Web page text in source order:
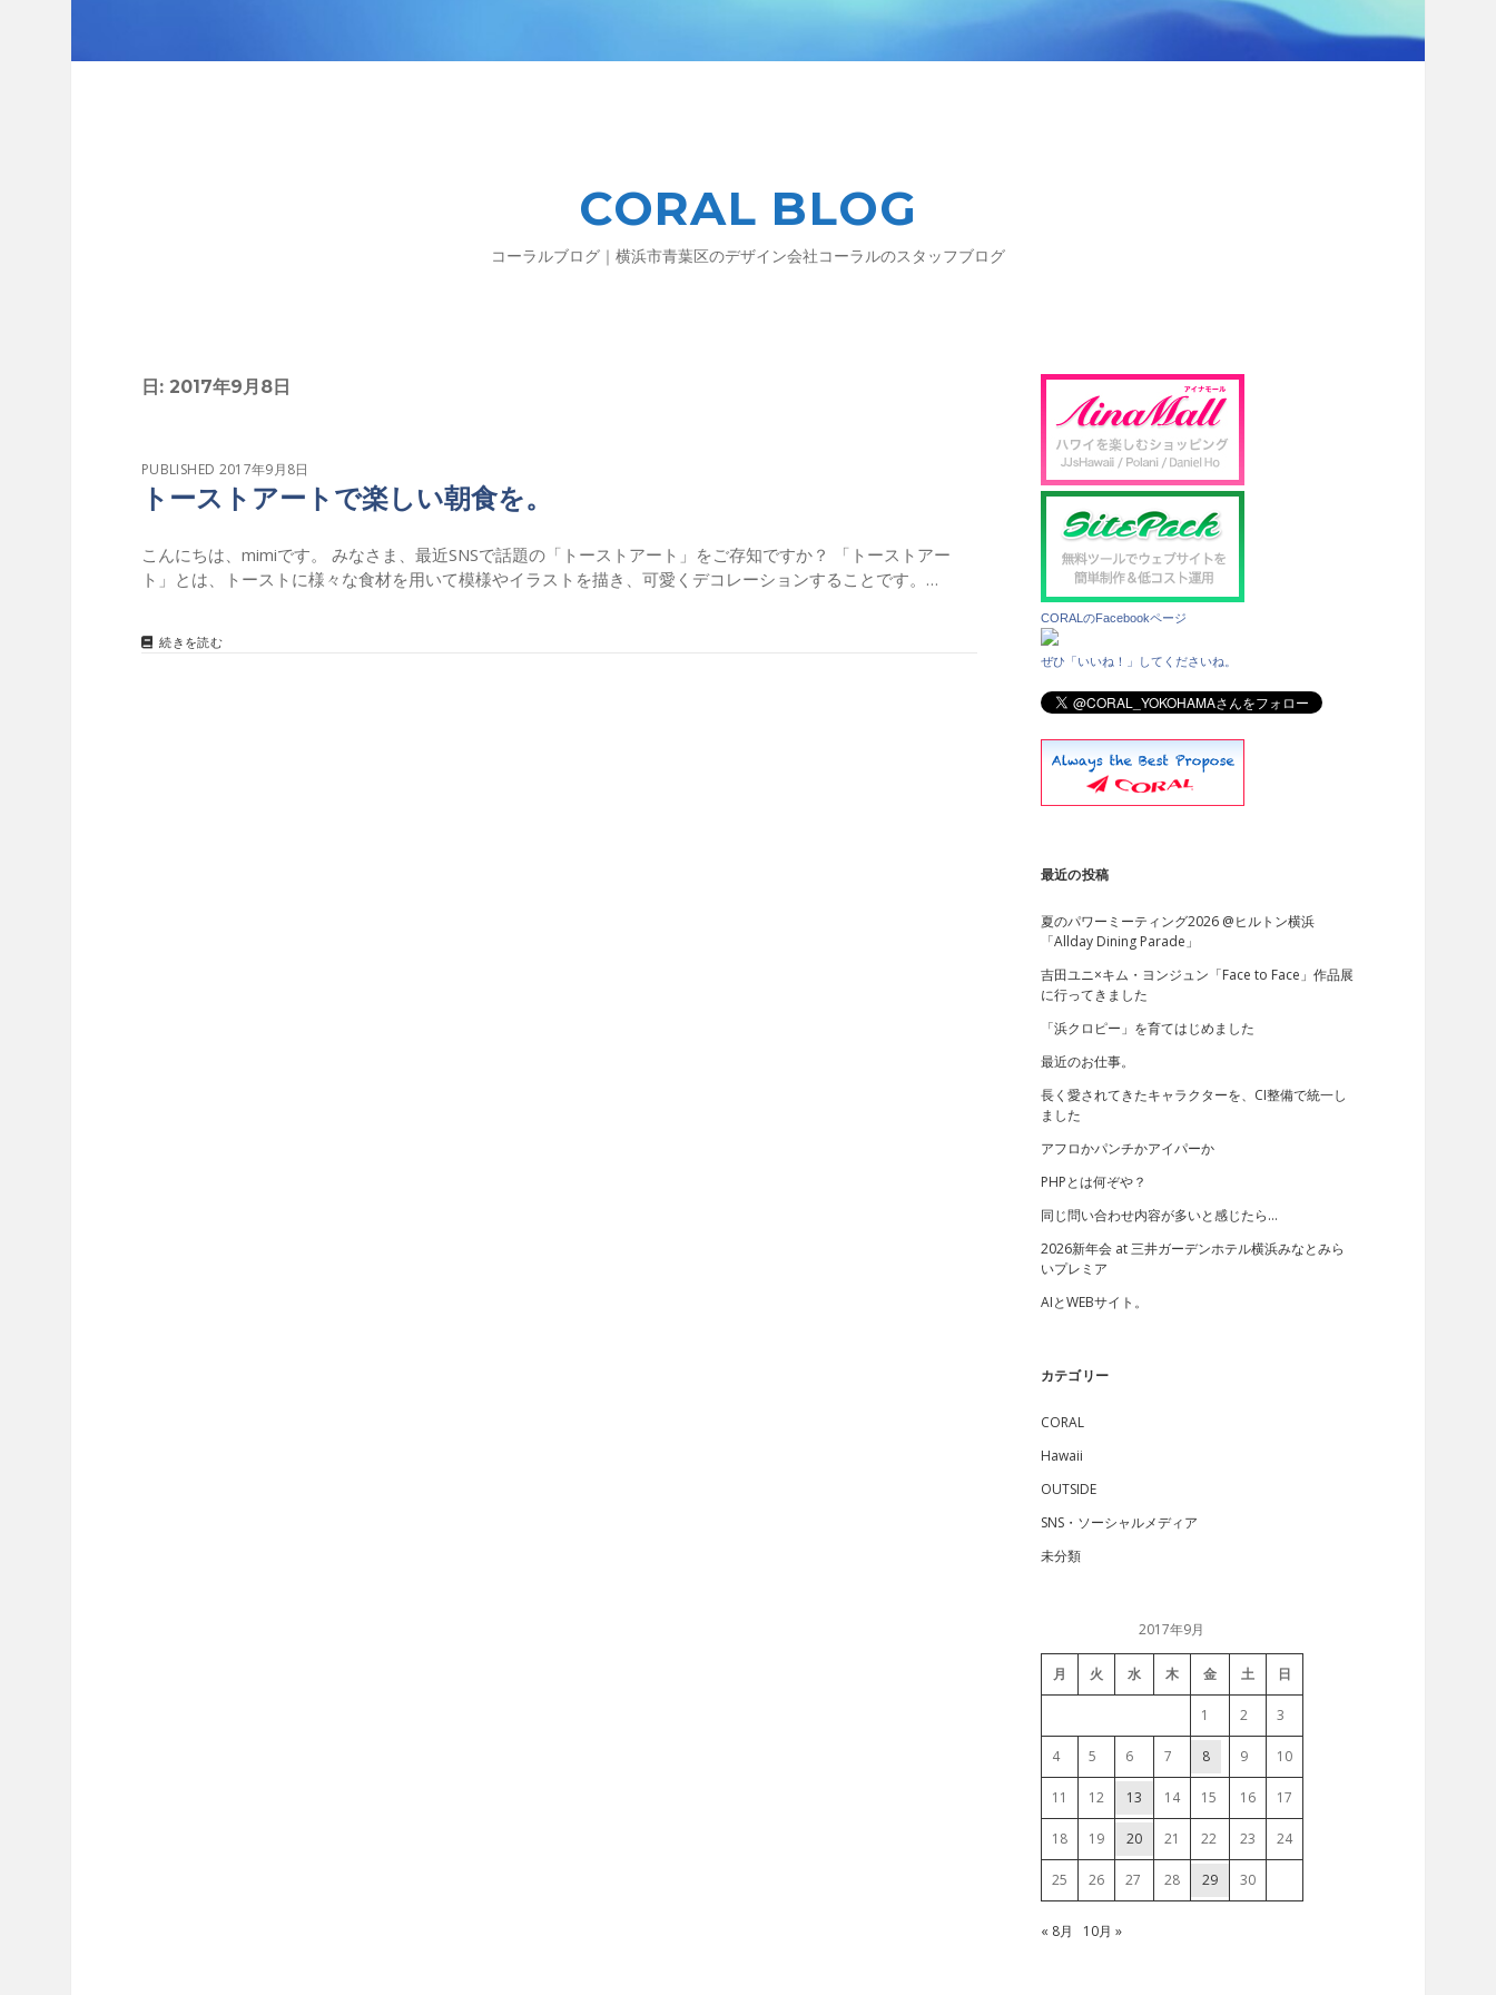
CORAL BLOG
コーラルブログ｜横浜市青葉区のデザイン会社コーラルのスタッフブログ
日: 2017年9月8日
PUBLISHED 2017年9月8日
トーストアートで楽しい朝食を。
こんにちは、mimiです。 みなさま、最近SNSで話題の「トーストアート」をご存知ですか？ 「トーストアー
ト」とは、トーストに様々な食材を用いて模様やイラストを描き、可愛くデコレーションすることです。…
続きを読む
i
d
e
b
a
r
CORALのFacebookページ
ぜひ「いいね！」してくださいね。
最近の投稿
夏のパワーミーティング2026 @ヒルトン横浜
「Allday Dining Parade」
吉田ユニ×キム・ヨンジュン「Face to Face」作品展
に行ってきました
「浜クロピー」を育てはじめました
最近のお仕事。
長く愛されてきたキャラクターを、CI整備で統一し
ました
アフロかパンチかアイパーか
PHPとは何ぞや？
同じ問い合わせ内容が多いと感じたら…
2026新年会 at 三井ガーデンホテル横浜みなとみら
いプレミア
AIとWEBサイト。
カテゴリー
CORAL
Hawaii
OUTSIDE
SNS・ソーシャルメディア
未分類
2017年9月
月 火 水 木 金 土 日
1 2 3
4 5 6 7 8 9 10
11 12 13 14 15 16 17
18 19 20 21 22 23 24
25 26 27 28 29 30
« 8月 10月 »